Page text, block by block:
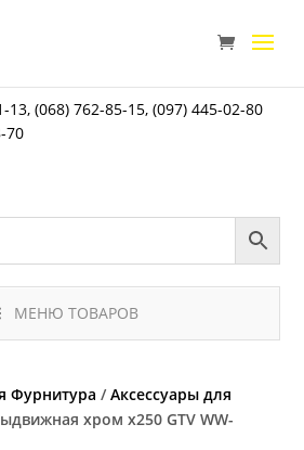
13,(068) 762-85-15,(097) 445-02-80
70
МЕНЮ ТОВАРОВ
Фурнитура /Аксессуары для
хром x250 GTV WW-